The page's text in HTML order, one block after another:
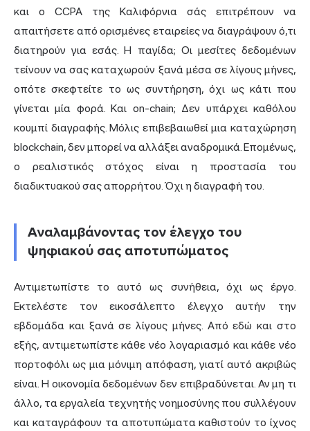
και ο CCPA της Καλιφόρνια σάς επιτρέπουν να
απαιτήσετε από ορισμένες εταιρείες να διαγράψουν ό,τι
διατηρούν για εσάς. Η παγίδα; Οι μεσίτες δεδομένων
τείνουν να σας καταχωρούν ξανά μέσα σε λίγους μήνες,
οπότε σκεφτείτε το ως συντήρηση, όχι ως κάτι που
γίνεται μία φορά. Και on-chain; Δεν υπάρχει καθόλου
κουμπί διαγραφής. Μόλις επιβεβαιωθεί μια καταχώρηση
blockchain, δεν μπορεί να αλλάξει αναδρομικά. Επομένως,
ο ρεαλιστικός στόχος είναι η προστασία του
διαδικτυακού σας απορρήτου. Όχι η διαγραφή του.
Αναλαμβάνοντας τον έλεγχο του
ψηφιακού σας αποτυπώματος
Αντιμετωπίστε το αυτό ως συνήθεια, όχι ως έργο.
Εκτελέστε τον εικοσάλεπτο έλεγχο αυτήν την
εβδομάδα και ξανά σε λίγους μήνες. Από εδώ και στο
εξής, αντιμετωπίστε κάθε νέο λογαριασμό και κάθε νέο
πορτοφόλι ως μια μόνιμη απόφαση, γιατί αυτό ακριβώς
είναι. Η οικονομία δεδομένων δεν επιβραδύνεται. Αν μη τι
άλλο, τα εργαλεία τεχνητής νοημοσύνης που συλλέγουν
και καταγράφουν τα αποτυπώματα καθιστούν το ίχνος